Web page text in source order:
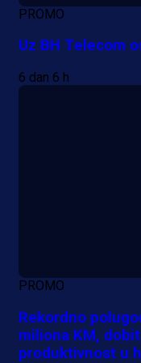
PROMO
Uz BH Telecom
6 dan 6 h
PROMO
Rekordno
miliona KM,
produktivnost u